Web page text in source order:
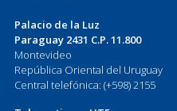
Palacio de la Luz
Paraguay 2431 C.P. 11.800
Montevideo
República Oriental del Uruguay
Central telefónica: (+598) 2155